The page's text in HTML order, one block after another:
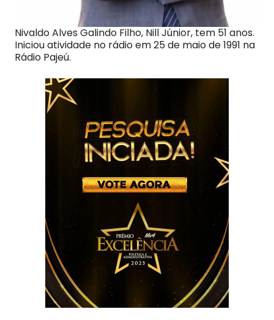
Nivaldo Alves Galindo Filho, Nill Júnior, tem 51 anos.
Iniciou atividade no rádio em 25 de maio de 1991 na
Rádio Pajeú.